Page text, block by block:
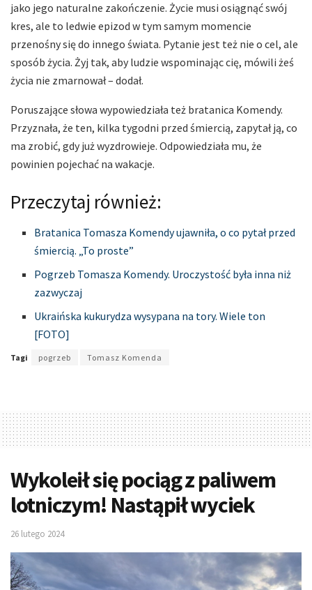
jako jego naturalne zakończenie. Życie musi osiągnąć swój
kres, ale to ledwie epizod w tym samym momencie
przenośny się do innego świata. Pytanie jest też nie o cel, ale
sposób życia. Żyj tak, aby ludzie wspominając cię, mówili żeś
życia nie zmarnował – dodał.
Poruszające słowa wypowiedziała też bratanica Komendy.
Przyznała, że ten, kilka tygodni przed śmiercią, zapytał ją, co
ma zrobić, gdy już wyzdrowieje. Odpowiedziała mu, że
powinien pojechać na wakacje.
Przeczytaj również:
Bratanica Tomasza Komendy ujawniła, o co pytał przed
śmiercią. „To proste”
Pogrzeb Tomasza Komendy. Uroczystość była inna niż
zazwyczaj
Ukraińska kukurydza wysypana na tory. Wiele ton
[FOTO]
Tagi pogrzeb Tomasz Komenda
Wykoleił się pociąg z paliwem
lotniczym! Nastąpił wyciek
26 lutego 2024